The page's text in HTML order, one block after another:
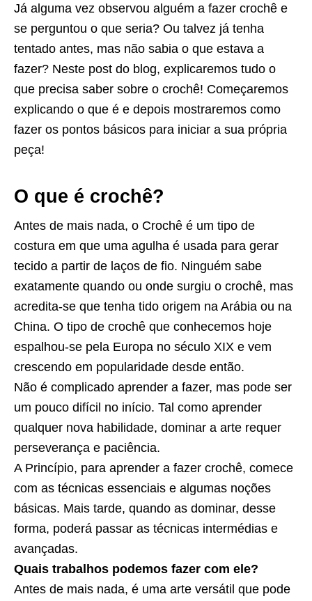
Já alguma vez observou alguém a fazer crochê e
se perguntou o que seria? Ou talvez já tenha
tentado antes, mas não sabia o que estava a
fazer? Neste post do blog, explicaremos tudo o
que precisa saber sobre o crochê! Começaremos
explicando o que é e depois mostraremos como
fazer os pontos básicos para iniciar a sua própria
peça!
O que é crochê?
Antes de mais nada, o Crochê é um tipo de
costura em que uma agulha é usada para gerar
tecido a partir de laços de fio. Ninguém sabe
exatamente quando ou onde surgiu o crochê, mas
acredita-se que tenha tido origem na Arábia ou na
China. O tipo de crochê que conhecemos hoje
espalhou-se pela Europa no século XIX e vem
crescendo em popularidade desde então.
Não é complicado aprender a fazer, mas pode ser
um pouco difícil no início. Tal como aprender
qualquer nova habilidade, dominar a arte requer
perseverança e paciência.
A Princípio, para aprender a fazer crochê, comece
com as técnicas essenciais e algumas noções
básicas. Mais tarde, quando as dominar, desse
forma, poderá passar as técnicas intermédias e
avançadas.
Quais trabalhos podemos fazer com ele?
Antes de mais nada, é uma arte versátil que pode